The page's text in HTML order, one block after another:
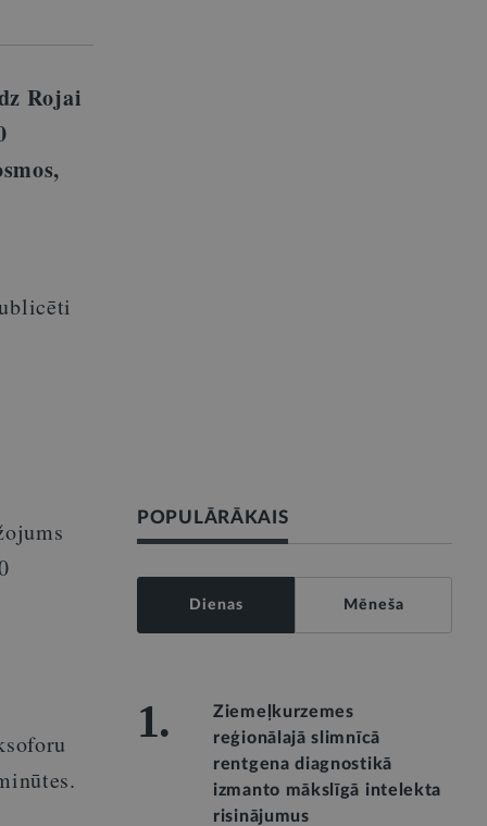
Rojai
POPULĀRĀKAIS
Dienas Mēneša
1.
Ziemeļkurzemes
reģionālajā slimnīcā
rentgena diagnostikā
izmanto mākslīgā intelekta
risinājumus